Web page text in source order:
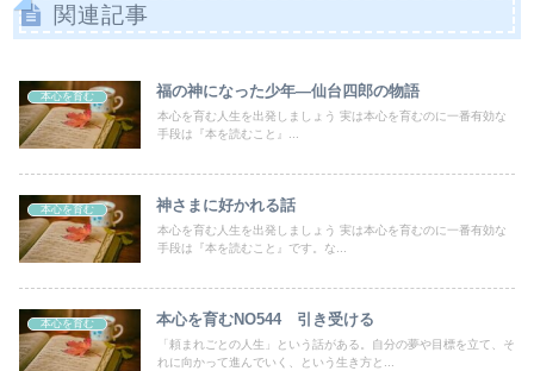
関連記事
本心を育む 福の神になった少年―仙台四郎の物語
本心を育む人生を出発しましょう 実は本心を育むのに一番有効な
手段は『本を読むこと』...
本心を育む 神さまに好かれる話
本心を育む人生を出発しましょう 実は本心を育むのに一番有効な
手段は『本を読むこと』です。な...
本心を育む 本心を育むNO544 引き受ける
「頼まれごとの人生」という話がある。自分の夢や目標を立て、そ
れに向かって進んでいく、という生き方と...